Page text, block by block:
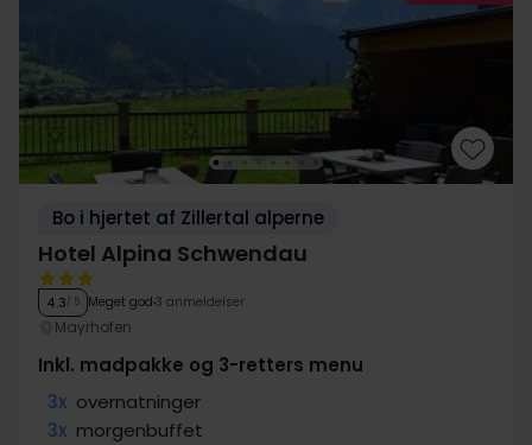
Bo i hjertet af Zillertal alperne
Hotel Alpina Schwendau
4.3/ 5 Meget god 3 anmeldelser
Mayrhofen
Inkl. madpakke og 3-retters menu
3x overnatninger
3x morgenbuffet